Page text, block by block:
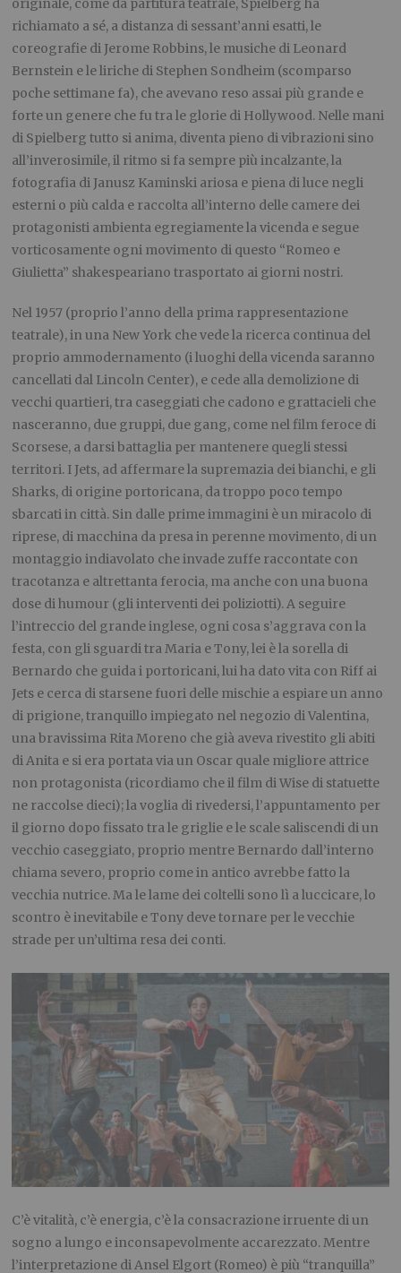
originale, come da partitura teatrale, Spielberg ha
richiamato a sé, a distanza di sessant’anni esatti, le
coreografie di Jerome Robbins, le musiche di Leonard
Bernstein e le liriche di Stephen Sondheim (scomparso
poche settimane fa), che avevano reso assai più grande e
forte un genere che fu tra le glorie di Hollywood. Nelle mani
di Spielberg tutto si anima, diventa pieno di vibrazioni sino
all’inverosimile, il ritmo si fa sempre più incalzante, la
fotografia di Janusz Kaminski ariosa e piena di luce negli
esterni o più calda e raccolta all’interno delle camere dei
protagonisti ambienta egregiamente la vicenda e segue
vorticosamente ogni movimento di questo “Romeo e
Giulietta” shakespeariano trasportato ai giorni nostri.
Nel 1957 (proprio l’anno della prima rappresentazione
teatrale), in una New York che vede la ricerca continua del
proprio ammodernamento (i luoghi della vicenda saranno
cancellati dal Lincoln Center), e cede alla demolizione di
vecchi quartieri, tra caseggiati che cadono e grattacieli che
nasceranno, due gruppi, due gang, come nel film feroce di
Scorsese, a darsi battaglia per mantenere quegli stessi
territori. I Jets, ad affermare la supremazia dei bianchi, e gli
Sharks, di origine portoricana, da troppo poco tempo
sbarcati in città. Sin dalle prime immagini è un miracolo di
riprese, di macchina da presa in perenne movimento, di un
montaggio indiavolato che invade zuffe raccontate con
tracotanza e altrettanta ferocia, ma anche con una buona
dose di humour (gli interventi dei poliziotti). A seguire
l’intreccio del grande inglese, ogni cosa s’aggrava con la
festa, con gli sguardi tra Maria e Tony, lei è la sorella di
Bernardo che guida i portoricani, lui ha dato vita con Riff ai
Jets e cerca di starsene fuori delle mischie a espiare un anno
di prigione, tranquillo impiegato nel negozio di Valentina,
una bravissima Rita Moreno che già aveva rivestito gli abiti
di Anita e si era portata via un Oscar quale migliore attrice
non protagonista (ricordiamo che il film di Wise di statuette
ne raccolse dieci); la voglia di rivedersi, l’appuntamento per
il giorno dopo fissato tra le griglie e le scale saliscendi di un
vecchio caseggiato, proprio mentre Bernardo dall’interno
chiama severo, proprio come in antico avrebbe fatto la
vecchia nutrice. Ma le lame dei coltelli sono lì a luccicare, lo
scontro è inevitabile e Tony deve tornare per le vecchie
strade per un’ultima resa dei conti.
C’è vitalità, c’è energia, c’è la consacrazione irruente di un
sogno a lungo e inconsapevolmente accarezzato. Mentre
l’interpretazione di Ansel Elgort (Romeo) è più “tranquilla”